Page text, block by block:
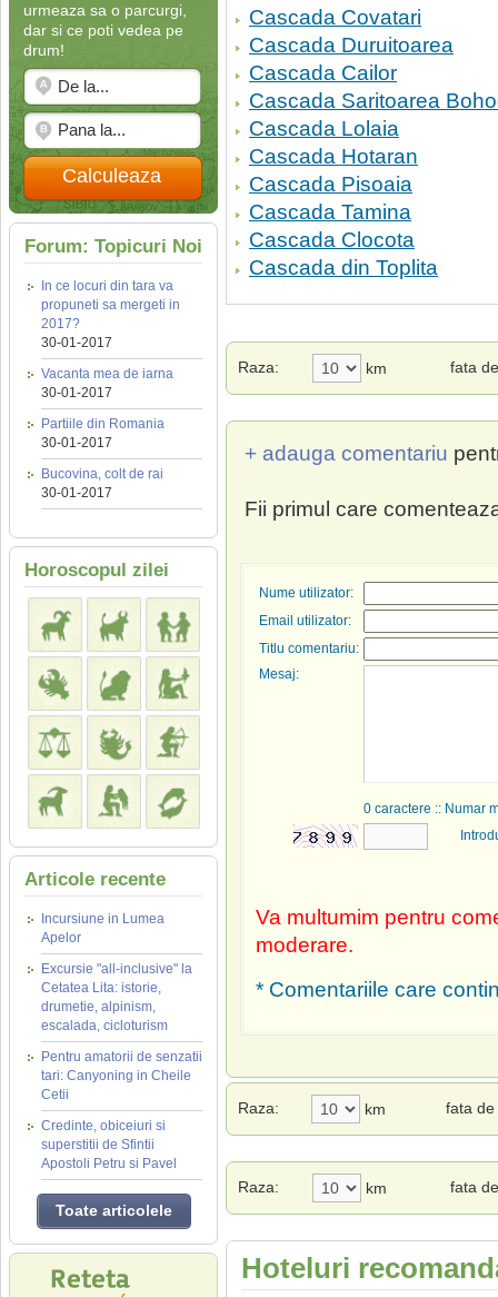
urmeaza sa o parcurgi,
dar si ce poti vedea pe
drum!
Calculeaza
Forum: Topicuri Noi
In ce locuri din tara va
propuneti sa mergeti in
2017?
30-01-2017
Vacanta mea de iarna
30-01-2017
Partiile din Romania
30-01-2017
Bucovina, colt de rai
30-01-2017
Horoscopul zilei
Articole recente
Incursiune in Lumea
Apelor
Excursie "all-inclusive" la
Cetatea Lita: istorie,
drumetie, alpinism,
escalada, cicloturism
Pentru amatorii de senzatii
tari: Canyoning in Cheile
Cetii
Credinte, obiceiuri si
superstitii de Sfintii
Apostoli Petru si Pavel
Toate articolele
Cascada Covatari
Cascada Duruitoarea
Cascada Cailor
Cascada Saritoarea
Cascada Lolaia
Cascada Hotaran
Cascada Pisoaia
Cascada Tamina
Cascada Clocota
Cascada din Toplita
Raza: km fata
+ adauga comentariu
Fii primul care
Nume utilizator:
Email utilizator:
Titlu comentariu:
Mesaj:
0 caractere :: Numar
Va multumim pentru
moderare.
* Comentariile care
Raza: km fata de
Raza: km fata
Hoteluri